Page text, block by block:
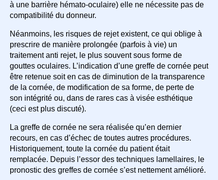
à une barrière hémato-oculaire) elle ne nécessite pas de
compatibilité du donneur.
Néanmoins, les risques de rejet existent, ce qui oblige à
prescrire de manière prolongée (parfois à vie) un
traitement anti rejet, le plus souvent sous forme de
gouttes oculaires. L’indication d’une greffe de cornée peut
être retenue soit en cas de diminution de la transparence
de la cornée, de modification de sa forme, de perte de
son intégrité ou, dans de rares cas à visée esthétique
(ceci est plus discuté).
La greffe de cornée ne sera réalisée qu’en dernier
recours, en cas d’échec de toutes autres procédures.
Historiquement, toute la cornée du patient était
remplacée. Depuis l’essor des techniques lamellaires, le
pronostic des greffes de cornée s’est nettement amélioré.